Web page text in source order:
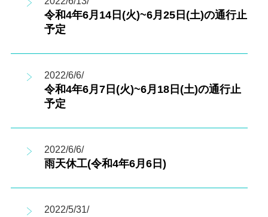
令和4年6月14日(火)~6月25日(土)の通行止
予定
2022/6/6/
令和4年6月7日(火)~6月18日(土)の通行止
予定
2022/6/6/
雨天休工(令和4年6月6日)
2022/5/31/